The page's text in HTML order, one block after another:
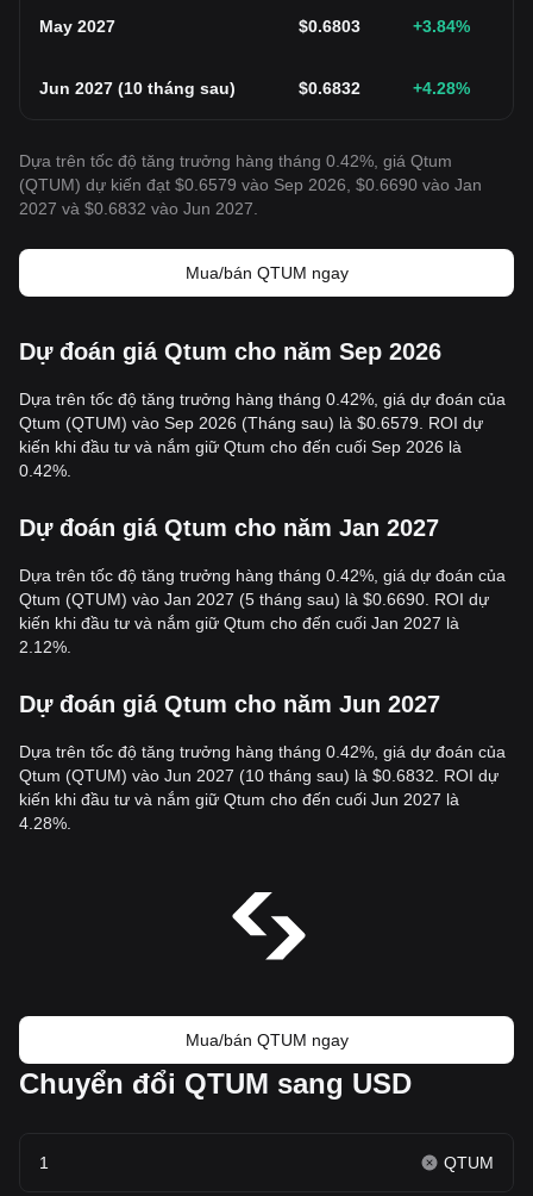
May 2027 $0.6803 +3.84%
Jun 2027 (10 tháng sau) $0.6832 +4.28%
Dựa trên tốc độ tăng trưởng hàng tháng 0.42%, giá Qtum
(QTUM) dự kiến đạt $0.6579 vào Sep 2026, $0.6690 vào Jan
2027 và $0.6832 vào Jun 2027.
Mua/bán QTUM ngay
Dự đoán giá Qtum cho năm Sep 2026
Dựa trên tốc độ tăng trưởng hàng tháng 0.42%, giá dự đoán của
Qtum (QTUM) vào Sep 2026 (Tháng sau) là $0.6579. ROI dự
kiến khi đầu tư và nắm giữ Qtum cho đến cuối Sep 2026 là
0.42%.
Dự đoán giá Qtum cho năm Jan 2027
Dựa trên tốc độ tăng trưởng hàng tháng 0.42%, giá dự đoán của
Qtum (QTUM) vào Jan 2027 (5 tháng sau) là $0.6690. ROI dự
kiến khi đầu tư và nắm giữ Qtum cho đến cuối Jan 2027 là
2.12%.
Dự đoán giá Qtum cho năm Jun 2027
Dựa trên tốc độ tăng trưởng hàng tháng 0.42%, giá dự đoán của
Qtum (QTUM) vào Jun 2027 (10 tháng sau) là $0.6832. ROI dự
kiến khi đầu tư và nắm giữ Qtum cho đến cuối Jun 2027 là
4.28%.
Mua/bán QTUM ngay
Chuyển đổi QTUM sang USD
QTUM